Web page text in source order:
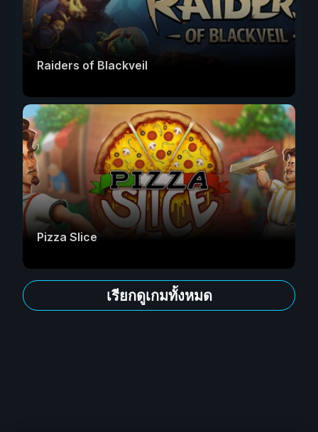
Raiders of Blackveil
Pizza Slice
เรียกดูเกมทั้งหมด